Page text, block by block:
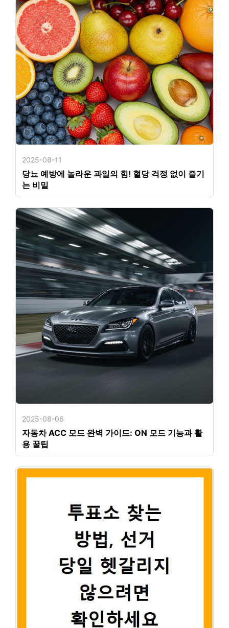
2025-08-11
당뇨 예방에 놀라운 과일의 힘! 혈당 걱정 없이 즐기
는 비밀
2025-08-06
자동차 ACC 모드 완벽 가이드: ON 모드 기능과 활
용 꿀팁